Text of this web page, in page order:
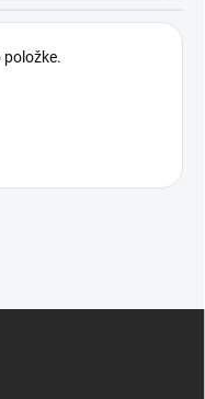
položke.